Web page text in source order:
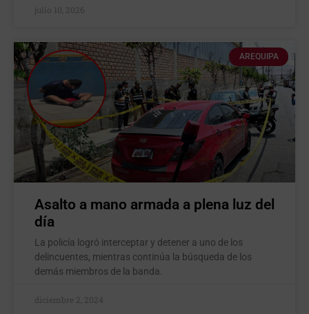
julio 10, 2026
AREQUIPA
Asalto a mano armada a plena luz del
día
La policía logró interceptar y detener a uno de los
delincuentes, mientras continúa la búsqueda de los
demás miembros de la banda.
diciembre 2, 2024